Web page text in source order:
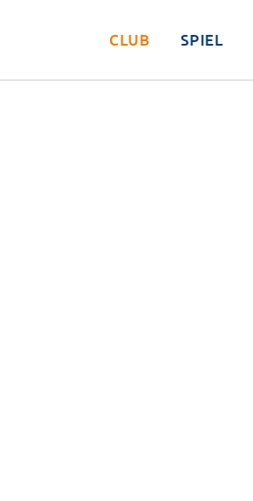
CLUB SPIEL